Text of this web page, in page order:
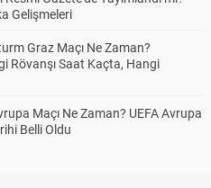
Gelişmeleri
Graz Maçı Ne Zaman?
Rövanşı Saat Kaçta, Hangi
Maçı Ne Zaman? UEFA Avrupa
Belli Oldu